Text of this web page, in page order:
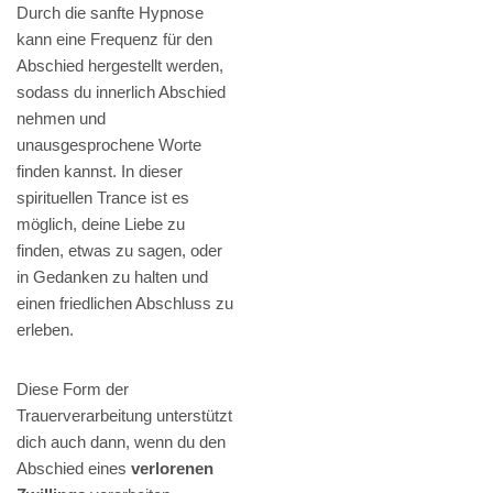
Durch die sanfte Hypnose
kann eine Frequenz für den
Abschied hergestellt werden,
sodass du innerlich Abschied
nehmen und
unausgesprochene Worte
finden kannst. In dieser
spirituellen Trance ist es
möglich, deine Liebe zu
finden, etwas zu sagen, oder
in Gedanken zu halten und
einen friedlichen Abschluss zu
erleben.
Diese Form der
Trauerverarbeitung unterstützt
dich auch dann, wenn du den
Abschied eines verlorenen